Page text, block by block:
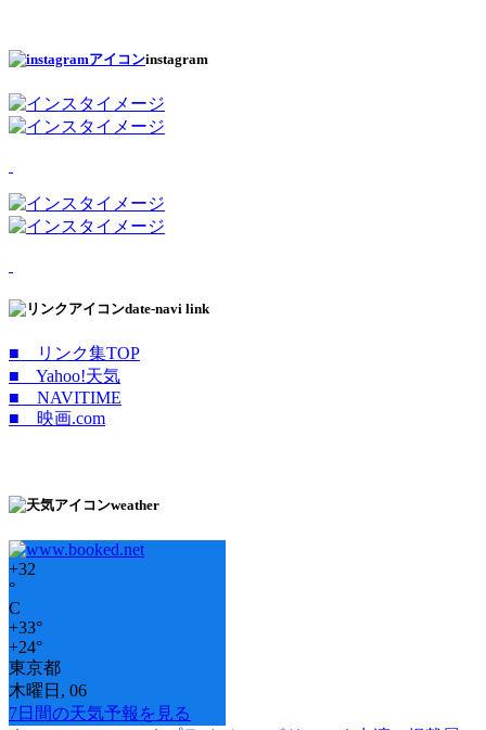
instagram
date-navi link
■ リンク集TOP
■ Yahoo!天気
■ NAVITIME
■ 映画.com
weather
+32
°
C
+33°
+24°
東京都
木曜日, 06
7日間の天気予報を見る